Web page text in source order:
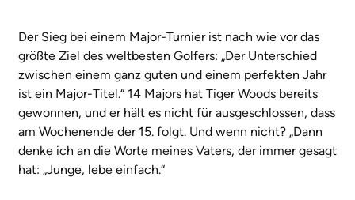
Der Sieg bei einem Major-Turnier ist nach wie vor das
größte Ziel des weltbesten Golfers: „Der Unterschied
zwischen einem ganz guten und einem perfekten Jahr
ist ein Major-Titel.“ 14 Majors hat Tiger Woods bereits
gewonnen, und er hält es nicht für ausgeschlossen, dass
am Wochenende der 15. folgt. Und wenn nicht? „Dann
denke ich an die Worte meines Vaters, der immer gesagt
hat: „Junge, lebe einfach.“